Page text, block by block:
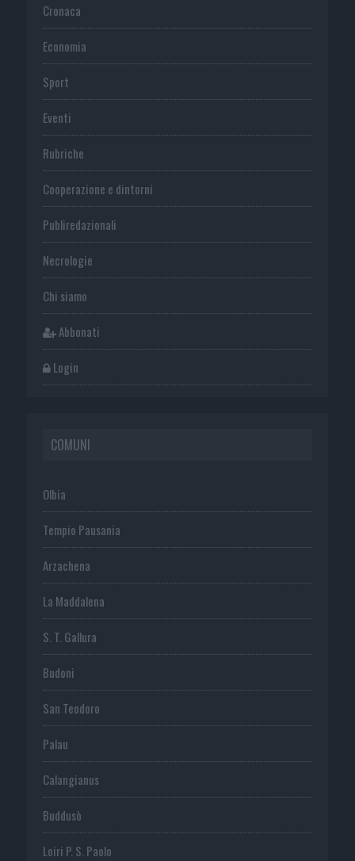
Cronaca
Economia
Sport
Eventi
Rubriche
Cooperazione e dintorni
Publiredazionali
Necrologie
Chi siamo
Abbonati
Login
COMUNI
Olbia
Tempio Pausania
Arzachena
La Maddalena
S. T. Gallura
Budoni
San Teodoro
Palau
Calangianus
Buddusò
Loiri P. S. Paolo